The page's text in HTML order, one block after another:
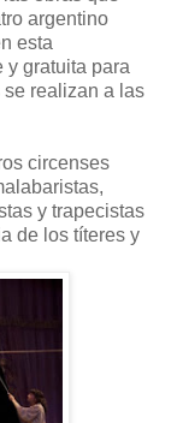
argentino
esta
y gratuita para
realizan a las
circenses
y trapecistas
de los títeres y